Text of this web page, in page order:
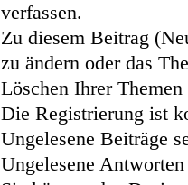
verfassen.
Zu diesem Beitrag
zu ändern oder das
Löschen Ihrer
Die Registrierung ist
Ungelesene Beiträge
Ungelesene